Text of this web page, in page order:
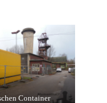
Container